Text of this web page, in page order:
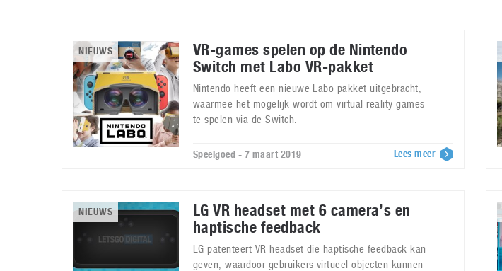
NIEUWS
VR-games spelen op de Nintendo
Switch met Labo VR-pakket
Nintendo heeft een nieuwe Labo pakket uitgebracht,
waarmee het mogelijk wordt om virtual reality games
te spelen via de Switch.
Speelgoed - 7 maart 2019 Lees meer
NIEUWS
LG VR headset met 6 camera’s en
haptische feedback
LG patenteert VR headset die haptische feedback kan
geven, waardoor gebruikers virtueel objecten kunnen